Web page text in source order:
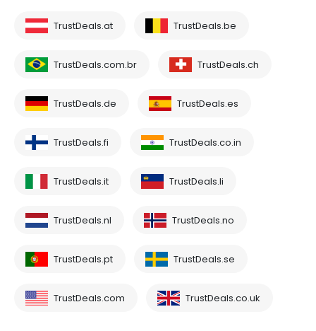
TrustDeals.at TrustDeals.be
TrustDeals.com.br TrustDeals.ch
TrustDeals.de TrustDeals.es
TrustDeals.fi TrustDeals.co.in
TrustDeals.it TrustDeals.li
TrustDeals.nl TrustDeals.no
TrustDeals.pt TrustDeals.se
TrustDeals.com TrustDeals.co.uk